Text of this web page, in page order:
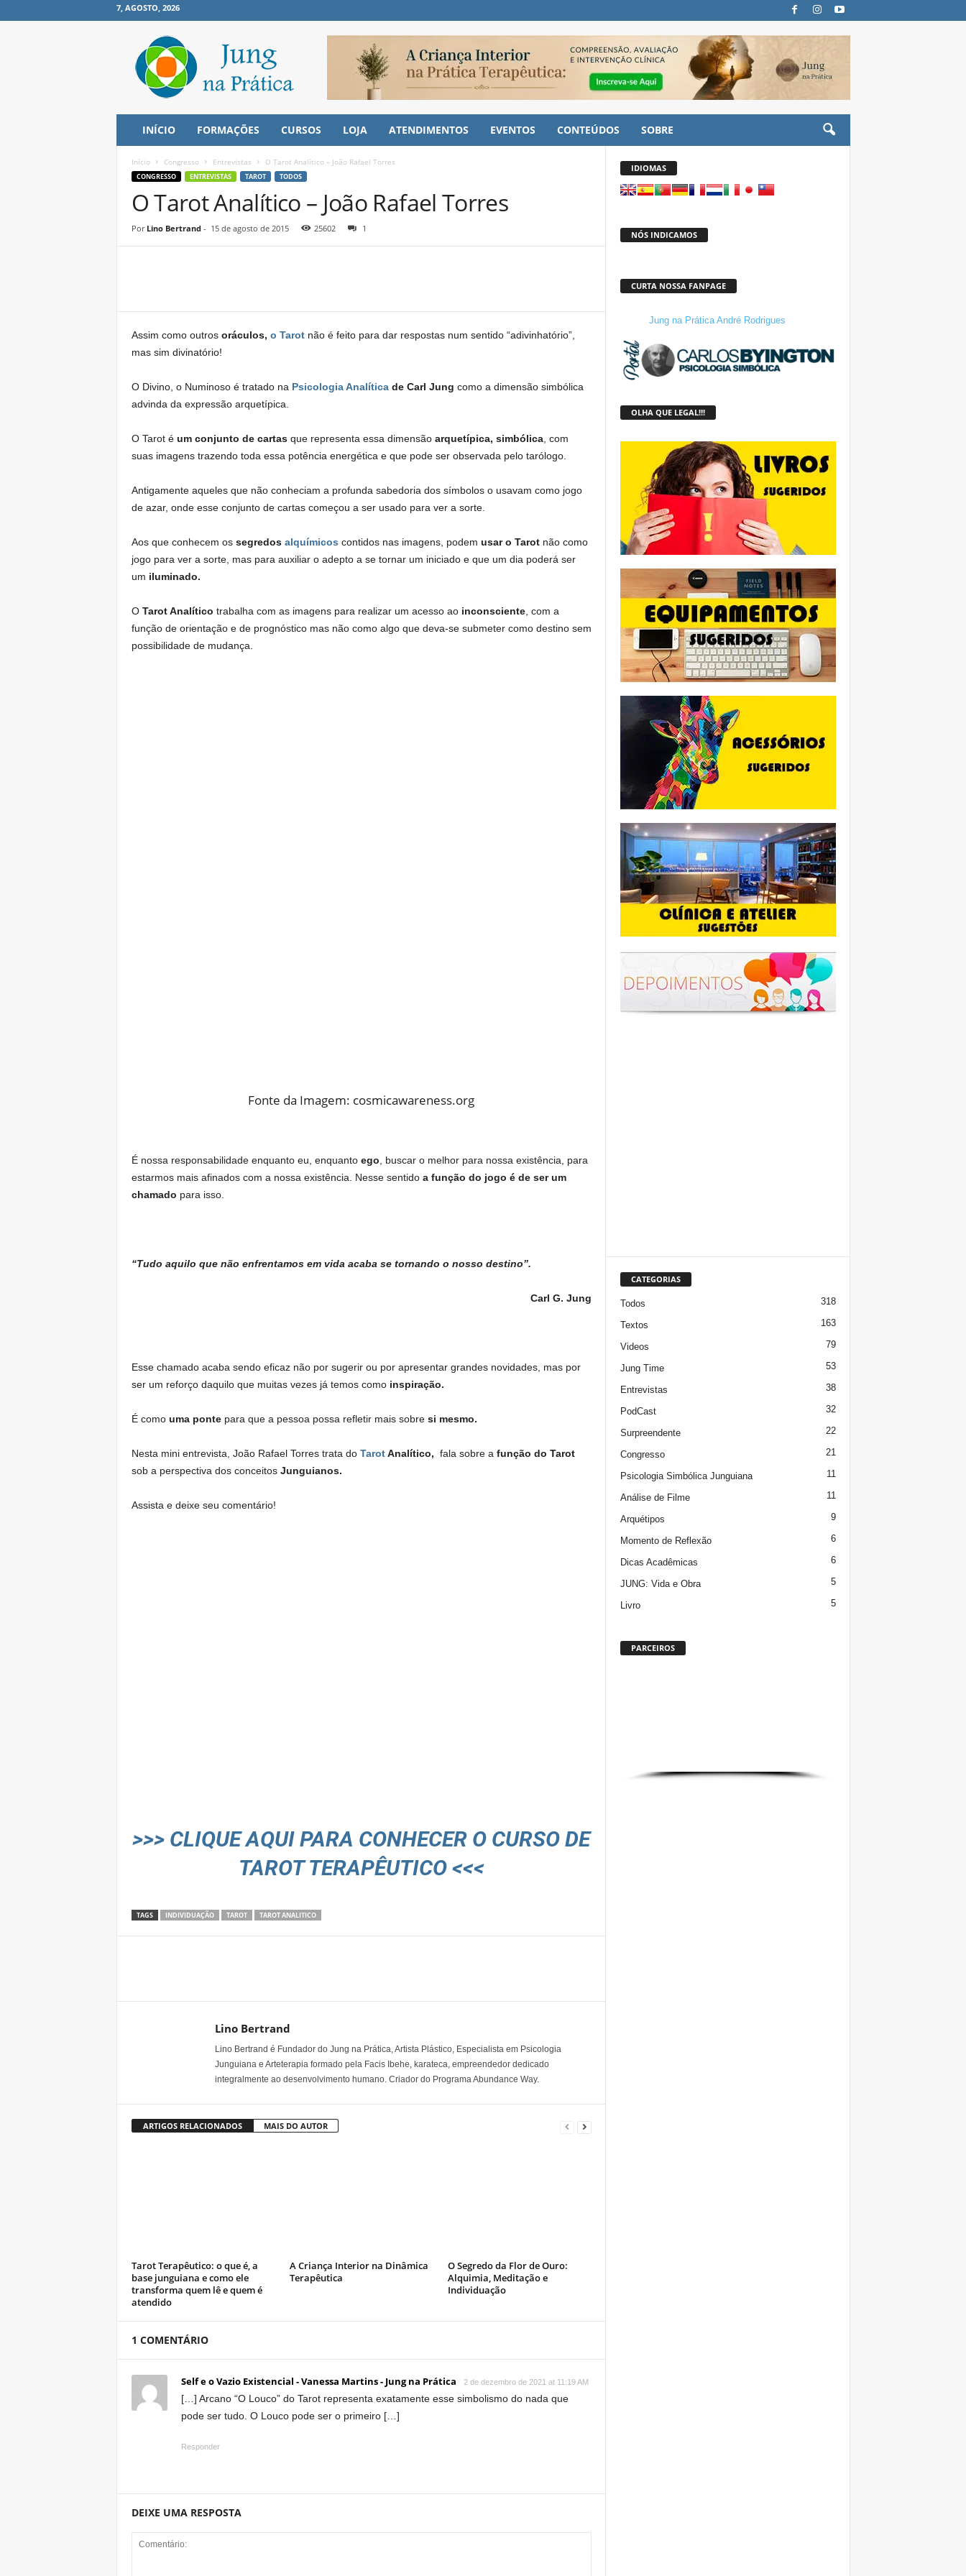
7, AGOSTO, 2026
INÍCIO FORMAÇÕES CURSOS LOJA ATENDIMENTOS EVENTOS CONTEÚDOS SOBRE
Início Congresso Entrevistas O Tarot Analítico – João Rafael Torres
CONGRESSO ENTREVISTAS TAROT TODOS
O Tarot Analítico – João Rafael Torres
Por Lino Bertrand- 15 de agosto de 2015 25602 1
Assim como outros oráculos, o Tarotnão é feito para dar respostas num sentido “adivinhatório”,
mas sim divinatório!
O Divino, o Numinoso é tratado na Psicologia Analíticade Carl Jung como a dimensão simbólica
advinda da expressão arquetípica.
O Tarot é um conjunto de cartasque representa essa dimensão arquetípica, simbólica, com
suas imagens trazendo toda essa potência energética e que pode ser observada pelo tarólogo.
Antigamente aqueles que não conheciam a profunda sabedoria dos símbolos o usavam como jogo
de azar, onde esse conjunto de cartas começou a ser usado para ver a sorte.
Aos que conhecem os segredos alquímicos contidos nas imagens, podem usar o Tarotnão como
jogo para ver a sorte, mas para auxiliar o adepto a se tornar um iniciado e que um dia poderá ser
um iluminado.
O Tarot Analítico trabalha com as imagens para realizar um acesso ao inconsciente, com a
função de orientação e de prognóstico mas não como algo que deva-se submeter como destino sem
possibilidade de mudança.
Fonte da Imagem: cosmicawareness.org
É nossa responsabilidade enquanto eu, enquanto ego , buscar o melhor para nossa existência, para
estarmos mais afinados com a nossa existência. Nesse sentido a função do jogo é de ser um
chamado para isso.
“Tudo aquilo que não enfrentamos em vida acaba se tornando o nosso destino”.
Carl G. Jung
Esse chamado acaba sendo eficaz não por sugerir ou por apresentar grandes novidades, mas por
ser um reforço daquilo que muitas vezes já temos como inspiração.
É como uma pontepara que a pessoa possa refletir mais sobre si mesmo.
Nesta mini entrevista, João Rafael Torres trata do TarotAnalítico, fala sobre a função do Tarot
sob a perspectiva dos conceitos Junguianos.
Assista e deixe seu comentário!
>>> CLIQUE AQUI PARA CONHECER O CURSO DE
TAROT TERAPÊUTICO <<<
TAGS INDIVIDUAÇÃO TAROT TAROT ANALITICO
Lino Bertrand
Lino Bertrand é Fundador do Jung na Prática, Artista Plástico, Especialista em Psicologia
Junguiana e Arteterapia formado pela Facis Ibehe, karateca, empreendedor dedicado
integralmente ao desenvolvimento humano. Criador do Programa Abundance Way.
ARTIGOS RELACIONADOS MAIS DO AUTOR
Tarot Terapêutico: o que é, a
base junguiana e como ele
transforma quem lê e quem é
atendido
A Criança Interior na Dinâmica
Terapêutica
O Segredo da Flor de Ouro:
Alquimia, Meditação e
Individuação
1 COMENTÁRIO
Self e o Vazio Existencial - Vanessa Martins - Jung na Prática 2 de dezembro de 2021 at 11:19 AM
[…] Arcano “O Louco” do Tarot representa exatamente esse simbolismo do nada que
pode ser tudo. O Louco pode ser o primeiro […]
Responder
DEIXE UMA RESPOSTA
IDIOMAS
NÓS INDICAMOS
CURTA NOSSA FANPAGE
Jung na Prática André Rodrigues
OLHA QUE LEGAL!!!
CATEGORIAS
Todos 318
Textos 163
Videos 79
Jung Time 53
Entrevistas 38
PodCast 32
Surpreendente 22
Congresso 21
Psicologia Simbólica Junguiana 11
Análise de Filme 11
Arquétipos 9
Momento de Reflexão 6
Dicas Acadêmicas 6
JUNG: Vida e Obra 5
Livro 5
PARCEIROS